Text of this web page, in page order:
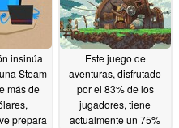
insinúa
Steam
más de
prepara
Este juego de
aventuras, disfrutado
por el 83% de los
jugadores, tiene
actualmente un 75%